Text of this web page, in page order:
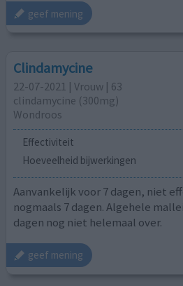
geef mening
Clindamycine
22-07-2021 | Vrouw | 63
clindamycine (300mg)
Wondroos
Effectiviteit
Hoeveelheid bijwerkingen
Aanvankelijk voor 7 dagen, niet
nogmaals 7 dagen. Algehele
dagen nog niet helemaal over.
geef mening